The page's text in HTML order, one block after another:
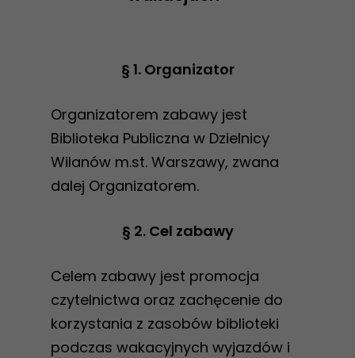
§ 1. Organizator
Organizatorem zabawy jest
Biblioteka Publiczna w Dzielnicy
Wilanów m.st. Warszawy, zwana
dalej Organizatorem.
§ 2. Cel zabawy
Celem zabawy jest promocja
czytelnictwa oraz zachęcenie do
korzystania z zasobów biblioteki
podczas wakacyjnych wyjazdów i